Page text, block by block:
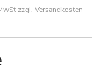
zzgl. Versandkosten